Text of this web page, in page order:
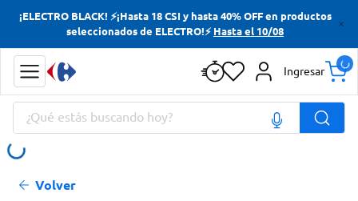
¡ELECTRO BLACK! ⚡¡Hasta 18 CSI y hasta 40% OFF en productos
seleccionados de ELECTRO!⚡ Hasta el 10/08
Ingresar
¿Qué estás buscando hoy?
Volver
Términos más buscados
Yerba
Términos más buscados
Yerba
Cerveza
Doves